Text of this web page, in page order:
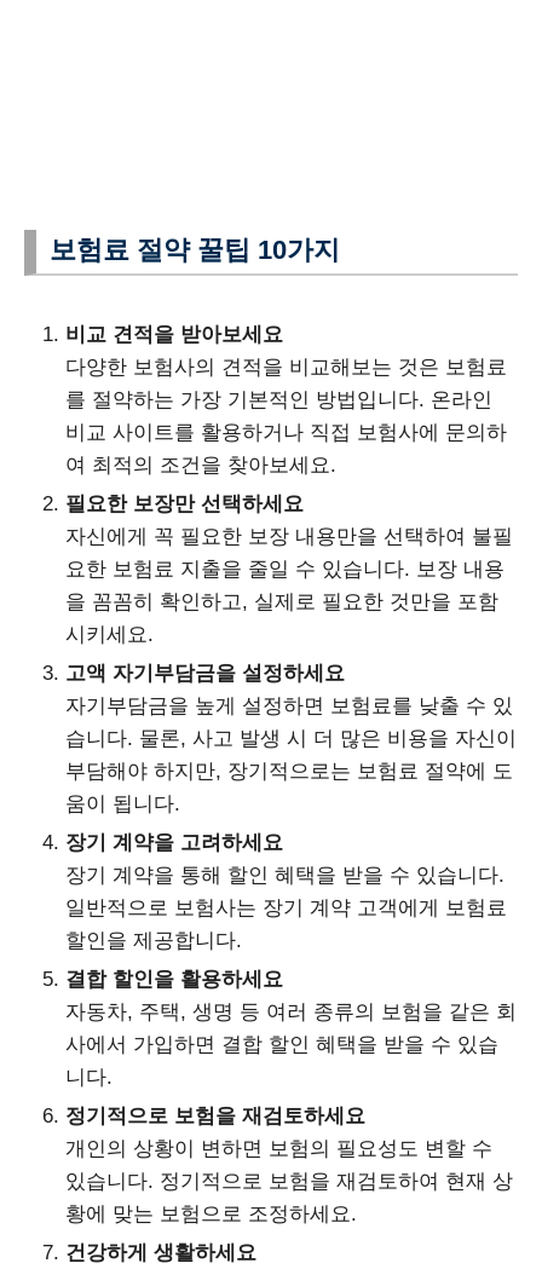
보험료 절약 꿀팁 10가지
비교 견적을 받아보세요
다양한 보험사의 견적을 비교해보는 것은 보험료
를 절약하는 가장 기본적인 방법입니다. 온라인
비교 사이트를 활용하거나 직접 보험사에 문의하
여 최적의 조건을 찾아보세요.
필요한 보장만 선택하세요
자신에게 꼭 필요한 보장 내용만을 선택하여 불필
요한 보험료 지출을 줄일 수 있습니다. 보장 내용
을 꼼꼼히 확인하고, 실제로 필요한 것만을 포함
시키세요.
고액 자기부담금을 설정하세요
자기부담금을 높게 설정하면 보험료를 낮출 수 있
습니다. 물론, 사고 발생 시 더 많은 비용을 자신이
부담해야 하지만, 장기적으로는 보험료 절약에 도
움이 됩니다.
장기 계약을 고려하세요
장기 계약을 통해 할인 혜택을 받을 수 있습니다.
일반적으로 보험사는 장기 계약 고객에게 보험료
할인을 제공합니다.
결합 할인을 활용하세요
자동차, 주택, 생명 등 여러 종류의 보험을 같은 회
사에서 가입하면 결합 할인 혜택을 받을 수 있습
니다.
정기적으로 보험을 재검토하세요
개인의 상황이 변하면 보험의 필요성도 변할 수
있습니다. 정기적으로 보험을 재검토하여 현재 상
황에 맞는 보험으로 조정하세요.
건강하게 생활하세요